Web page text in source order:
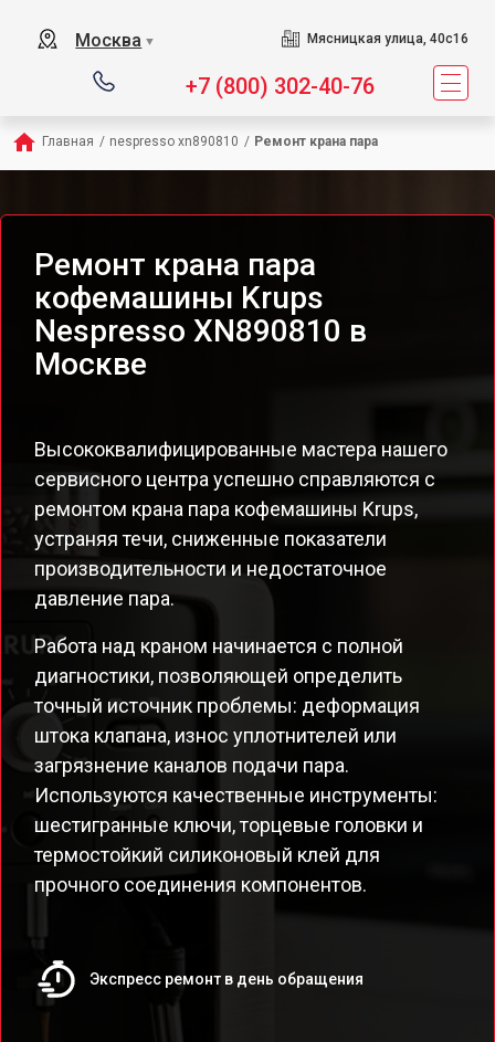
Москва ▼ Мясницкая улица, 40с16
+7 (800) 302-40-76
Главная / nespresso xn890810 / Ремонт крана пара
Ремонт крана пара
кофемашины Krups
Nespresso XN890810 в
Москве
Высококвалифицированные мастера нашего
сервисного центра успешно справляются с
ремонтом крана пара кофемашины Krups,
устраняя течи, сниженные показатели
производительности и недостаточное
давление пара.
Работа над краном начинается с полной
диагностики, позволяющей определить
точный источник проблемы: деформация
штока клапана, износ уплотнителей или
загрязнение каналов подачи пара.
Используются качественные инструменты:
шестигранные ключи, торцевые головки и
термостойкий силиконовый клей для
прочного соединения компонентов.
Экспресс ремонт в день обращения